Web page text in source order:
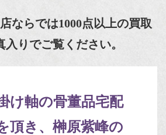
ならでは1000点以上の買取
入りでご覧ください。
け軸の骨董品宅配
頂き、榊原紫峰の